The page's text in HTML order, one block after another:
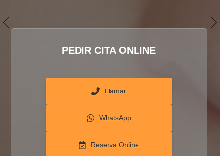
PEDIR CITA ONLINE
Llamar
WhatsApp
Reserva Online